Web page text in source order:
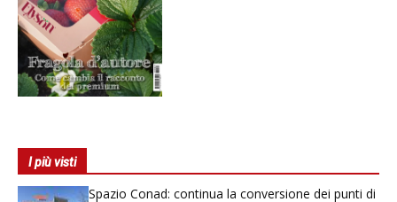
I più visti
Spazio Conad: continua la conversione dei punti di